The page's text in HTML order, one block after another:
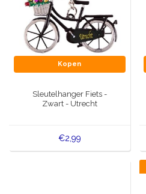
Kopen
Sleutelhanger Fiets -
Zwart - Utrecht
€2,99